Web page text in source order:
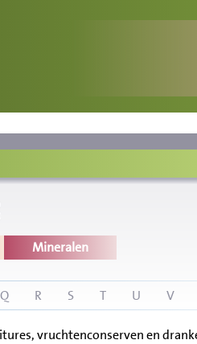
Mineralen
Q R S T U V
vruchtenconserven en